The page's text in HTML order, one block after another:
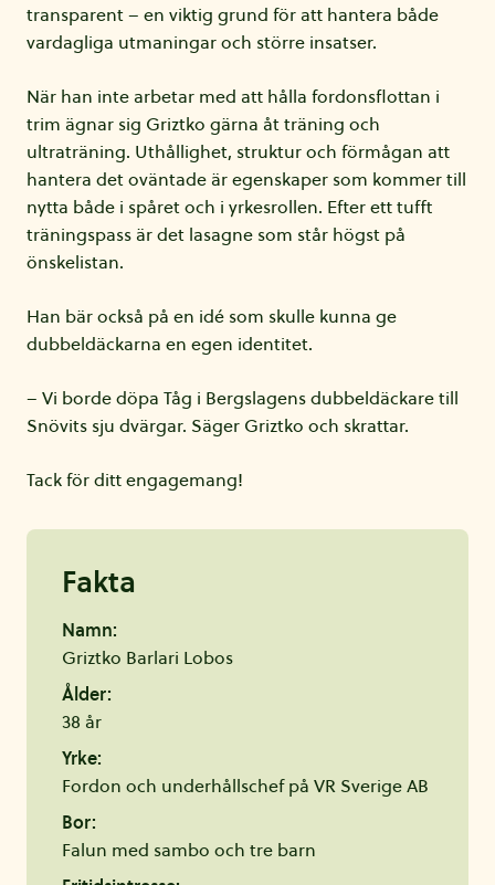
transparent – en viktig grund för att hantera både
vardagliga utmaningar och större insatser.
När han inte arbetar med att hålla fordonsflottan i
trim ägnar sig Griztko gärna åt träning och
ultraträning. Uthållighet, struktur och förmågan att
hantera det oväntade är egenskaper som kommer till
nytta både i spåret och i yrkesrollen. Efter ett tufft
träningspass är det lasagne som står högst på
önskelistan.
Han bär också på en idé som skulle kunna ge
dubbeldäckarna en egen identitet.
– Vi borde döpa Tåg i Bergslagens dubbeldäckare till
Snövits sju dvärgar. Säger Griztko och skrattar.
Tack för ditt engagemang!
Fakta
Namn:
Griztko Barlari Lobos
Ålder:
38 år
Yrke:
Fordon och underhållschef på VR Sverige AB
Bor:
Falun med sambo och tre barn